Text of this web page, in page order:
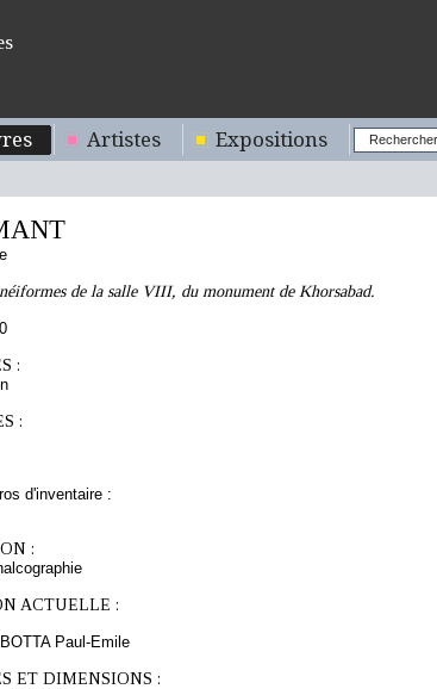
Artistes Expositions
de la salle VIII, du monument de Khorsabad.
:
:
d'inventaire :
:
ACTUELLE :
Paul-Emile
ET DIMENSIONS :